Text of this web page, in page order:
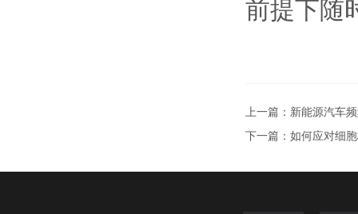
前提下随
上一篇： 新能源汽车
下一篇： 如何应对细